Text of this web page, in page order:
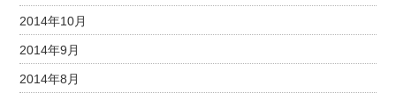
2014年10月
2014年9月
2014年8月